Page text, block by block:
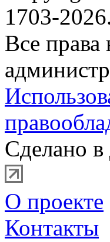
1703-
Все права
Сделано
О проекте
Контакты